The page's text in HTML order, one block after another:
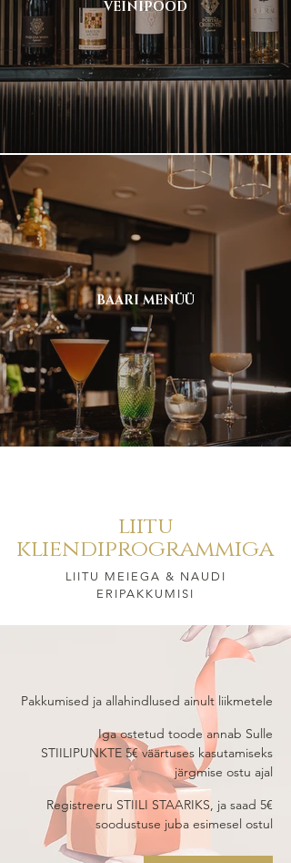
VEINIPOOD
BAARI MENÜÜ
liitu
kliendiprogrammiga
LIITU MEIEGA & NAUDI
ERIPAKKUMISI
Pakkumised ja allahindlused ainult liikmetele
Iga ostetud toode annab Sulle
STIILIPUNKTE 5€ väärtuses kasutamiseks
järgmise ostu ajal
Registreeru STIILI STAARIKS, ja saad 5€
soodustuse juba esimesel ostul